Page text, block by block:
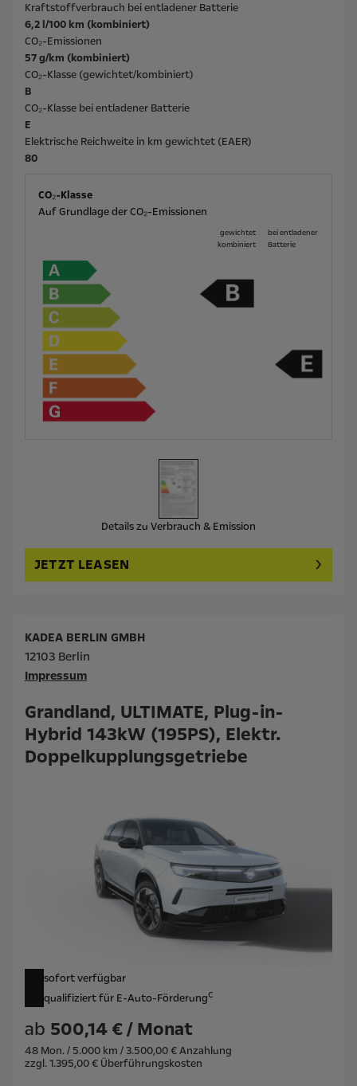
Kraftstoffverbrauch bei entladener Batterie
6,2 l/100 km (kombiniert)
CO₂-Emissionen
57 g/km (kombiniert)
CO₂-Klasse (gewichtet/kombiniert)
B
CO₂-Klasse bei entladener Batterie
E
Elektrische Reichweite in km gewichtet (EAER)
80
CO₂-Klasse
Auf Grundlage der CO₂-Emissionen
gewichtet
kombiniert
bei ent­la­de­ner
Batterie
Details zu Verbrauch & Emission
JETZT LEASEN
Grandland, ULTIMATE, Plug-in-
Hybrid 143kW (195PS), Elektr.
Doppelkupplungsgetriebe
sofort verfügbar
qualifiziert für E-Auto-Förderungc
ab 500,14 € / Monat
48 Mon. / 5.000 km / 3.500,00 € Anzahlung
zzgl. 1.395,00 € Überführungskosten
KADEA BERLIN GMBH
12103 Berlin
Impressum